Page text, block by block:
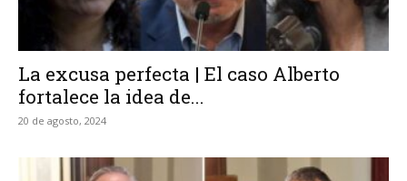
La excusa perfecta | El caso Alberto
fortalece la idea de...
20 de agosto, 2024